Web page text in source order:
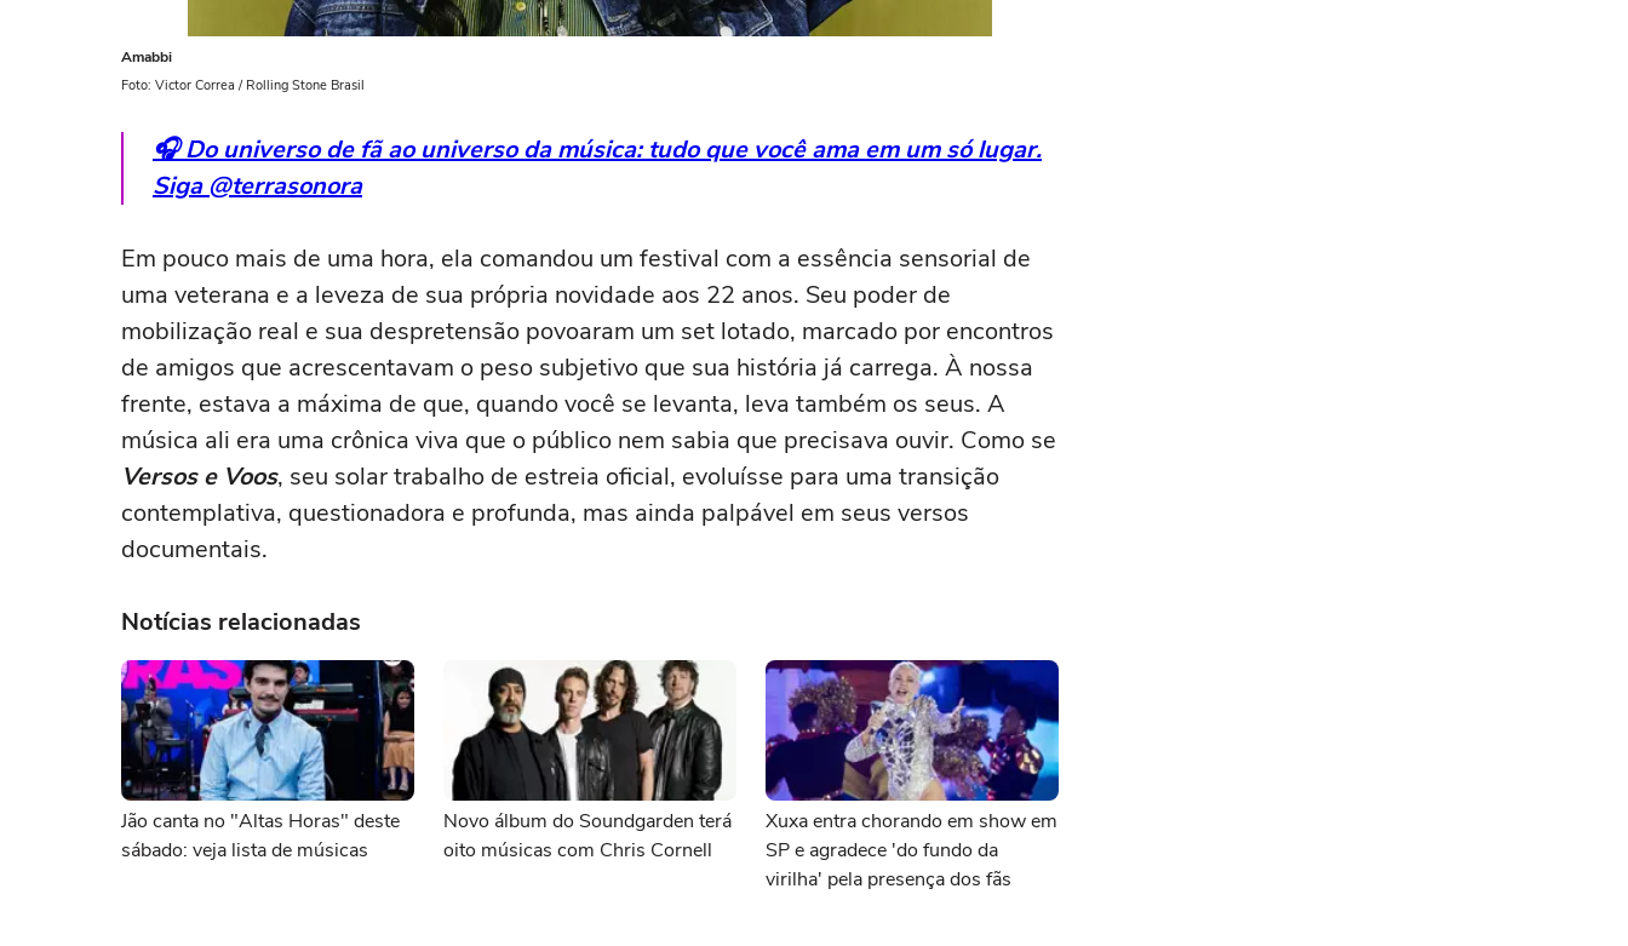
Amabbi
Foto: Victor Correa / Rolling Stone Brasil
🎧 Do universo de fã ao universo da música: tudo que você ama em um só lugar.
Siga @terrasonora
Em pouco mais de uma hora, ela comandou um festival com a essência sensorial de
uma veterana e a leveza de sua própria novidade aos 22 anos. Seu poder de
mobilização real e sua despretensão povoaram um set lotado, marcado por encontros
de amigos que acrescentavam o peso subjetivo que sua história já carrega. À nossa
frente, estava a máxima de que, quando você se levanta, leva também os seus. A
música ali era uma crônica viva que o público nem sabia que precisava ouvir. Como se
Versos e Voos, seu solar trabalho de estreia oficial, evoluísse para uma transição
contemplativa, questionadora e profunda, mas ainda palpável em seus versos
documentais.
Notícias relacionadas
Jão canta no "Altas Horas" deste
sábado: veja lista de músicas
Novo álbum do Soundgarden terá
oito músicas com Chris Cornell
Xuxa entra chorando em show em
SP e agradece 'do fundo da
virilha' pela presença dos fãs